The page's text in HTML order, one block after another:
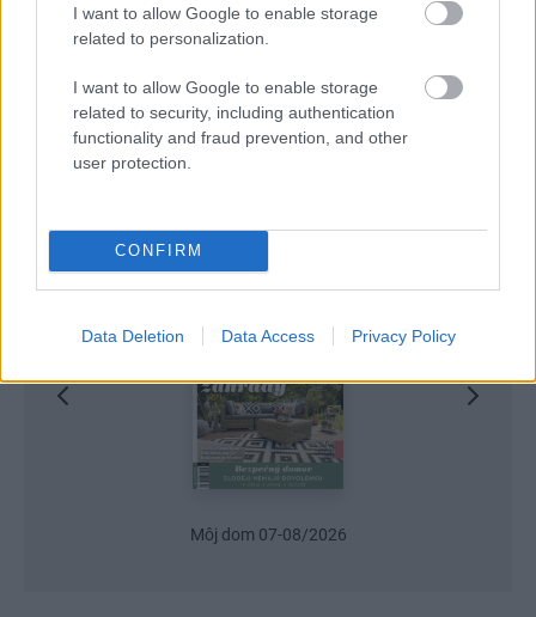
I want to allow Google to enable storage
related to personalization.
I want to allow Google to enable storage
related to security, including authentication
functionality and fraud prevention, and other
user protection.
CONFIRM
Data Deletion Data Access Privacy Policy
sa zbavilo zarodkov skodcov...
Najnovšie časopisy
Môj dom 07-08/2026